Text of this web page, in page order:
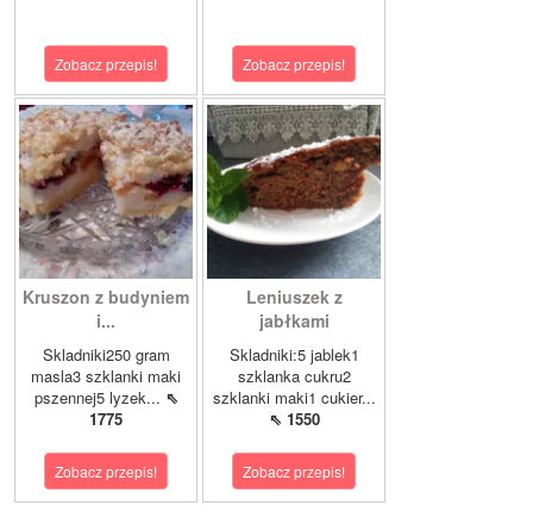
Zobacz przepis! Zobacz przepis!
Kruszon z budyniem
i...
Skladniki250 gram
masla3 szklanki maki
pszennej5 lyzek... ⇖
1775
Zobacz przepis!
Leniuszek z
jabłkami
Skladniki:5 jablek1
szklanka cukru2
szklanki maki1 cukier...
⇖ 1550
Zobacz przepis!